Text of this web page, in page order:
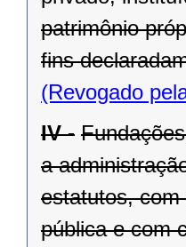
patrimônio
fins
(Revogado
IV -
a
estatutos, com
pública e com